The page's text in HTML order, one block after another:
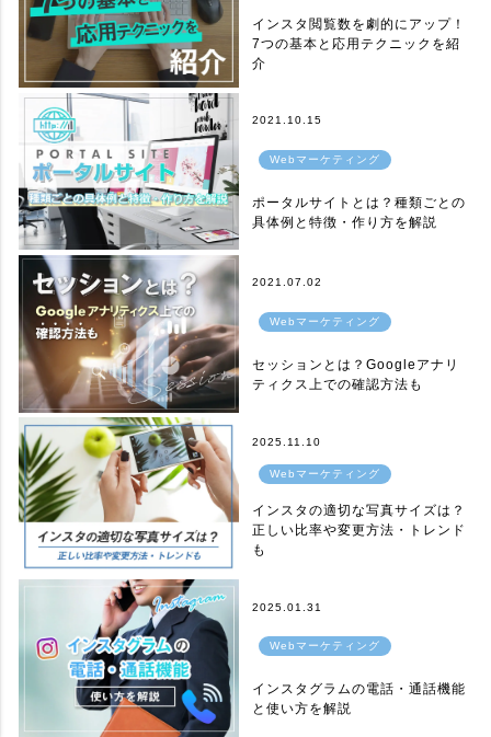
インスタ閲覧数を劇的にアップ！
7つの基本と応用テクニックを紹
介
2021.10.15
Webマーケティング
ポータルサイトとは？種類ごとの
具体例と特徴・作り方を解説
2021.07.02
Webマーケティング
セッションとは？Googleアナリ
ティクス上での確認方法も
2025.11.10
Webマーケティング
インスタの適切な写真サイズは？
正しい比率や変更方法・トレンド
も
2025.01.31
Webマーケティング
インスタグラムの電話・通話機能
と使い方を解説